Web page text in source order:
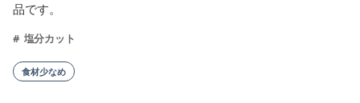
品です。
塩分カット
食材少なめ